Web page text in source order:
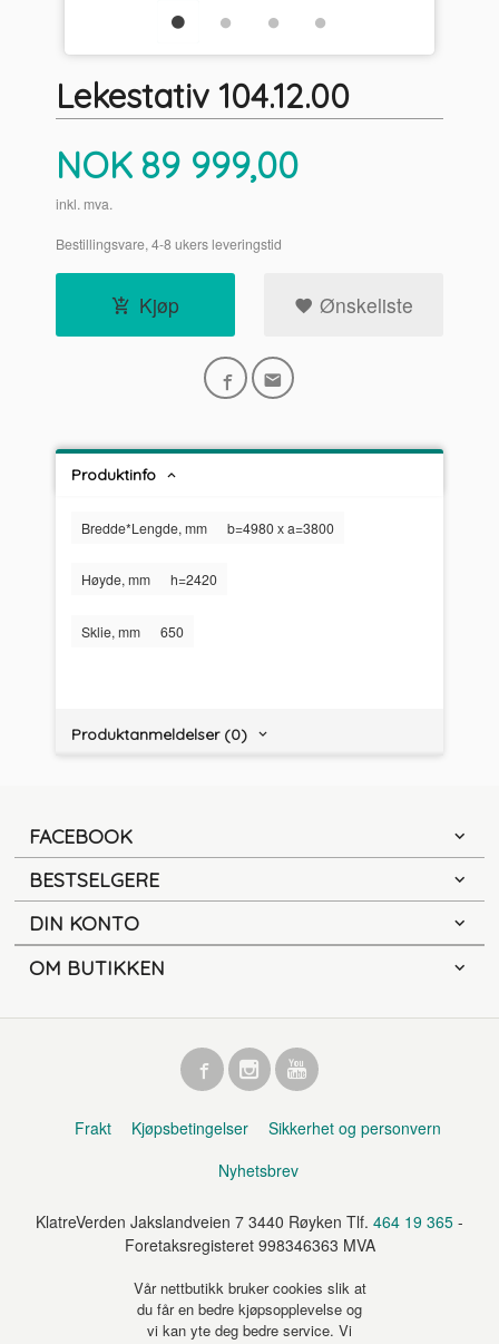
Lekestativ 104.12.00
Pris
NOK 89 999,00
inkl. mva.
Bestillingsvare, 4-8 ukers leveringstid
Kjøp Ønskeliste
Produktinfo
Bredde*Lengde, mm b=4980 х a=3800
Høyde, mm h=2420
Sklie, mm 650
Produktanmeldelser (0)
FACEBOOK
BESTSELGERE
DIN KONTO
OM BUTIKKEN
Frakt Kjøpsbetingelser
Sikkerhet og personvern
Nyhetsbrev
KlatreVerden Jakslandveien 7 3440 Røyken Tlf. 464 19 365 -
Foretaksregisteret 998346363 MVA
Vår nettbutikk bruker cookies slik at
du får en bedre kjøpsopplevelse og
vi kan yte deg bedre service. Vi